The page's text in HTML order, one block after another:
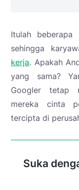
Itulah
sehingga
kerja. Apakah
yang sama?
Googler tetap
mereka cinta
tercipta di
Suka